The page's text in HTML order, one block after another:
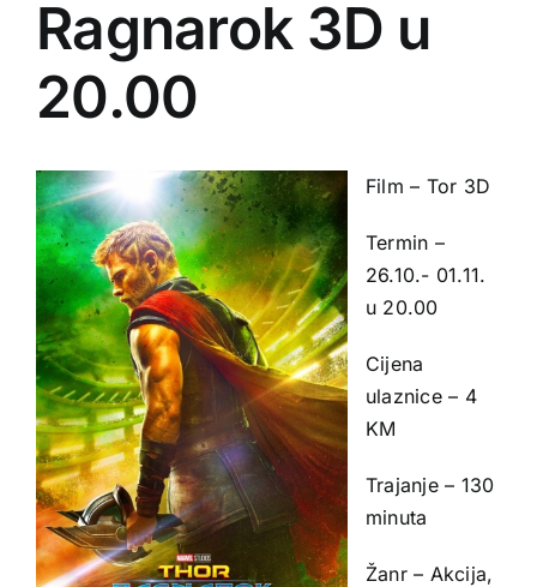
Ragnarok 3D u
20.00
Film – Tor 3D
Termin –
26.10.- 01.11.
u 20.00
Cijena
ulaznice – 4
KM
Trajanje – 130
minuta
Žanr – Akcija,